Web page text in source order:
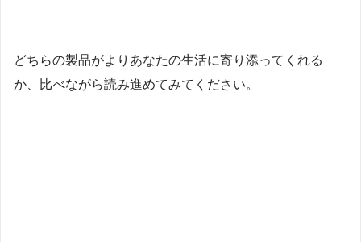
どちらの製品がよりあなたの生活に寄り添ってくれる
か、比べながら読み進めてみてください。